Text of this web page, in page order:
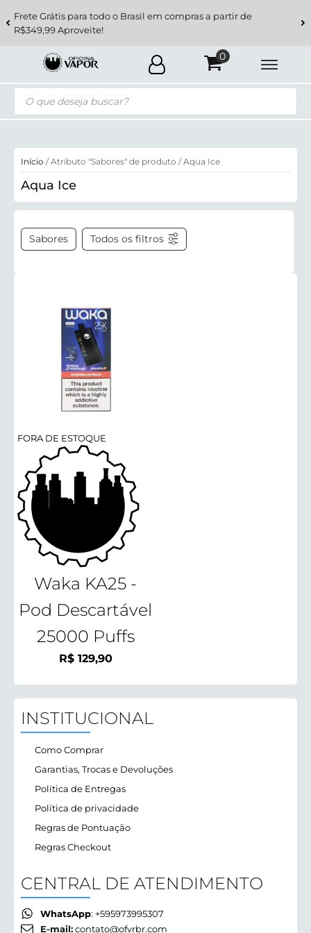
Frete Grátis para todo o Brasil em compras a partir de
R$349,99 Aproveite!
Pesquisar
produtos
Início / Atributo "Sabores" de produto / Aqua Ice
Aqua Ice
Sabores Todos os filtros
FORA DE ESTOQUE
Waka KA25 -
Pod Descartável
25000 Puffs
R$129,90
INSTITUCIONAL
Como Comprar
Garantias, Trocas e Devoluções
Política de Entregas
Política de privacidade
Regras de Pontuação
Regras Checkout
CENTRAL DE ATENDIMENTO
WhatsApp: +595973995307
E-mail:contato@ofvrbr.com